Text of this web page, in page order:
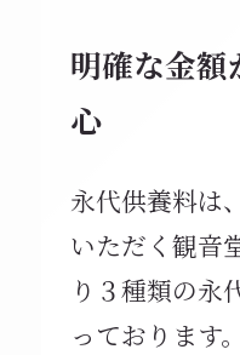
明確な金額
心
永代供養料は
いただく観音
り３種類の永
っております